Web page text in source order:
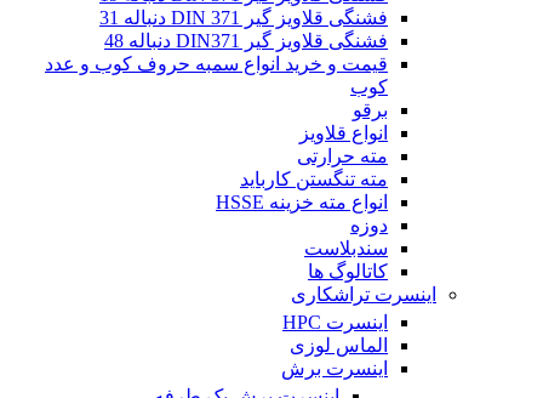
فشنگی قلاویز گیر DIN 371 دنباله 31
فشنگی قلاویز گیر DIN371 دنباله 48
قیمت و خرید انواع سمبه حروف کوب و عدد
کوب
برقو
انواع قلاویز
مته حرارتی
مته تنگستن کارباید
انواع مته خزینه HSSE
دوزه
سندبلاست
کاتالوگ ها
اینسرت تراشکاری
اینسرت HPC
الماس لوزی
اینسرت برش